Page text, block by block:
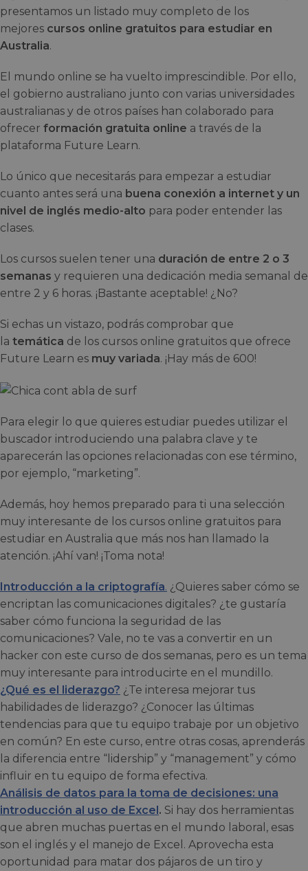
presentamos un listado muy completo de los
mejores cursos online gratuitos para estudiar en
Australia.
El mundo online se ha vuelto imprescindible. Por ello,
el gobierno australiano junto con varias universidades
australianas y de otros países han colaborado para
ofrecer formación gratuita online a través de la
plataforma Future Learn.
Lo único que necesitarás para empezar a estudiar
cuanto antes será una buena conexión a internet y un
nivel de inglés medio-alto para poder entender las
clases.
Los cursos suelen tener una duración de entre 2 o 3
semanas y requieren una dedicación media semanal de
entre 2 y 6 horas. ¡Bastante aceptable! ¿No?
Si echas un vistazo, podrás comprobar que
la temática de los cursos online gratuitos que ofrece
Future Learn es muy variada. ¡Hay más de 600!
Para elegir lo que quieres estudiar puedes utilizar el
buscador introduciendo una palabra clave y te
aparecerán las opciones relacionadas con ese término,
por ejemplo, “marketing”.
Además, hoy hemos preparado para ti una selección
muy interesante de los cursos online gratuitos para
estudiar en Australia que más nos han llamado la
atención. ¡Ahí van! ¡Toma nota!
Introducción a la criptografía. ¿Quieres saber cómo se
encriptan las comunicaciones digitales? ¿te gustaría
saber cómo funciona la seguridad de las
comunicaciones? Vale, no te vas a convertir en un
hacker con este curso de dos semanas, pero es un tema
muy interesante para introducirte en el mundillo.
¿Qué es el liderazgo? ¿Te interesa mejorar tus
habilidades de liderazgo? ¿Conocer las últimas
tendencias para que tu equipo trabaje por un objetivo
en común? En este curso, entre otras cosas, aprenderás
la diferencia entre “lidership” y “management” y cómo
influir en tu equipo de forma efectiva.
Análisis de datos para la toma de decisiones: una
introducción al uso de Excel. Si hay dos herramientas
que abren muchas puertas en el mundo laboral, esas
son el inglés y el manejo de Excel. Aprovecha esta
oportunidad para matar dos pájaros de un tiro y